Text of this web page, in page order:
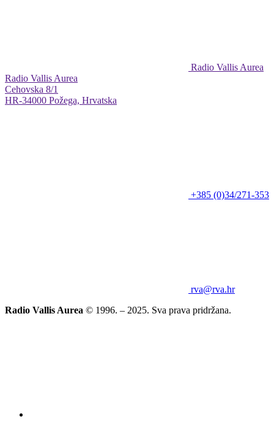
Radio Vallis Aurea
Radio Vallis Aurea
Cehovska 8/1
HR-34000 Požega, Hrvatska
+385 (0)34/271-353
rva@rva.hr
Radio Vallis Aurea © 1996. – 2025. Sva prava pridržana.